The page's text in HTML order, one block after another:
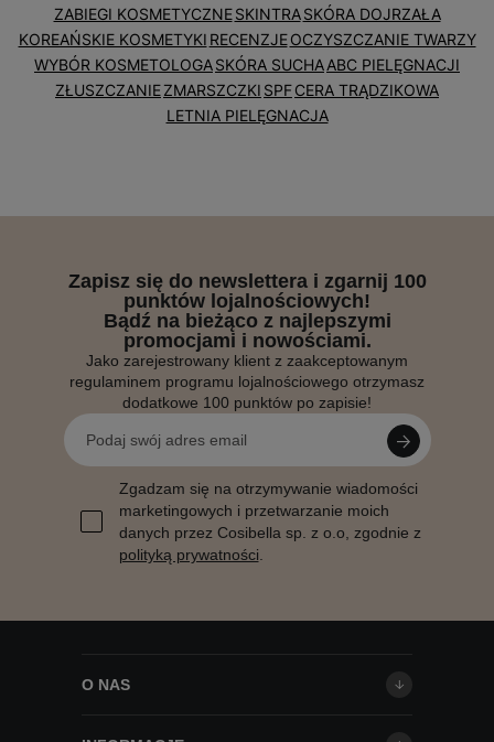
ZABIEGI KOSMETYCZNE SKINTRA SKÓRA DOJRZAŁA
KOREAŃSKIE KOSMETYKI RECENZJE OCZYSZCZANIE TWARZY
WYBÓR KOSMETOLOGASKÓRA SUCHAABC PIELĘGNACJI
ZŁUSZCZANIEZMARSZCZKI SPFCERA TRĄDZIKOWA
LETNIA PIELĘGNACJA
Zapisz się do newslettera i zgarnij 100
punktów lojalnościowych!
Bądź na bieżąco z najlepszymi
promocjami i nowościami.
Jako zarejestrowany klient z zaakceptowanym
regulaminem programu lojalnościowego otrzymasz
dodatkowe 100 punktów po zapisie!
Zgadzam się na otrzymywanie wiadomości
marketingowych i przetwarzanie moich
danych przez Cosibella sp. z o.o, zgodnie z
polityką prywatności
O NAS